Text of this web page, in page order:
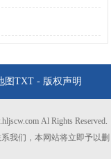
图 TXT- 版权声明
Al Rights Reserved.
我们，本网站将立即予以删